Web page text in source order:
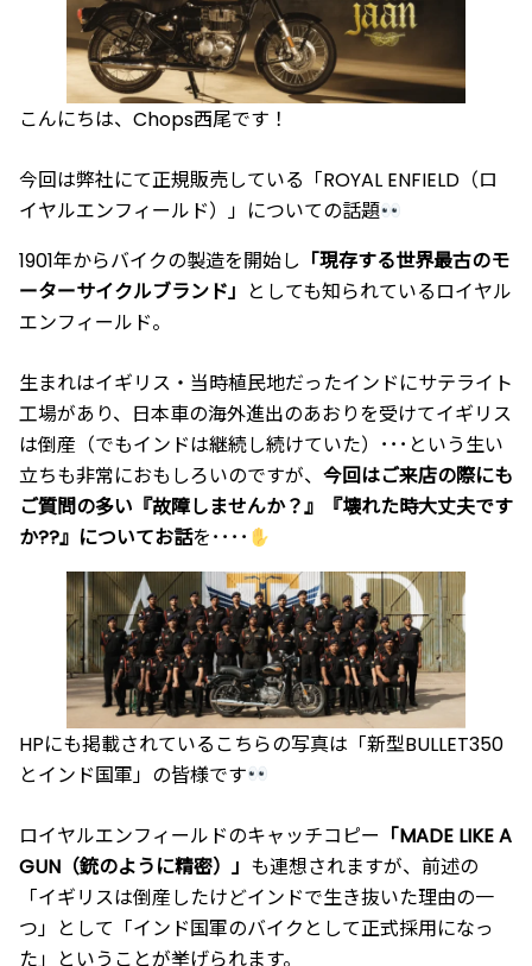
こんにちは、Chops西尾です！
今回は弊社にて正規販売している「ROYAL ENFIELD（ロ
イヤルエンフィールド）」についての話題
1901年からバイクの製造を開始し 「現存する世界最古のモ
ーターサイクルブランド」 としても知られているロイヤル
エンフィールド。
生まれはイギリス・当時植民地だったインドにサテライト
工場があり、日本車の海外進出のあおりを受けてイギリス
は倒産（でもインドは継続し続けていた）･･･という生い
立ちも非常におもしろいのですが、 今回はご来店の際にも
ご質問の多い『故障しませんか？』『壊れた時大丈夫です
か??』についてお話を････
HPにも掲載されているこちらの写真は「新型BULLET350
とインド国軍」の皆様です
ロイヤルエンフィールドのキャッチコピー 「MADE LIKE A
GUN（銃のように精密）」 も連想されますが、前述の
「イギリスは倒産したけどインドで生き抜いた理由の一
つ」として「インド国軍のバイクとして正式採用になっ
た」ということが挙げられます。